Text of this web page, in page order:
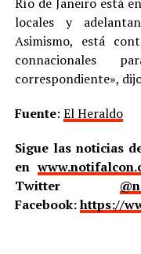
locales y
Asimismo, está
connacionales
correspondiente»,
Fuente: El Heraldo
Sigue las noticias
en
Twitter
Facebook:https://